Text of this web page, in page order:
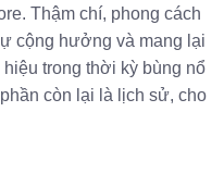
Thậm chí, phong cách
cộng hưởng và mang lại
trong thời kỳ bùng nổ
còn lại là lịch sử, cho